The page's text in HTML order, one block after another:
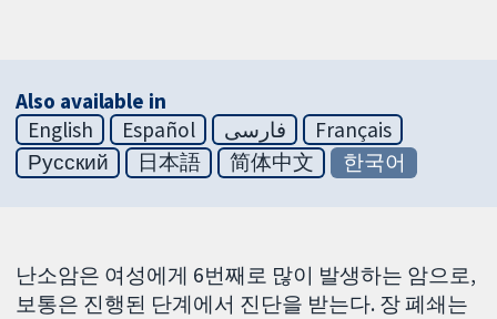
Also available in
English
Español فارسی
Français
Русский
日本語 简体中文 한국어
난소암은 여성에게 6번째로 많이 발생하는 암으로,
보통은 진행된 단계에서 진단을 받는다. 장 폐쇄는